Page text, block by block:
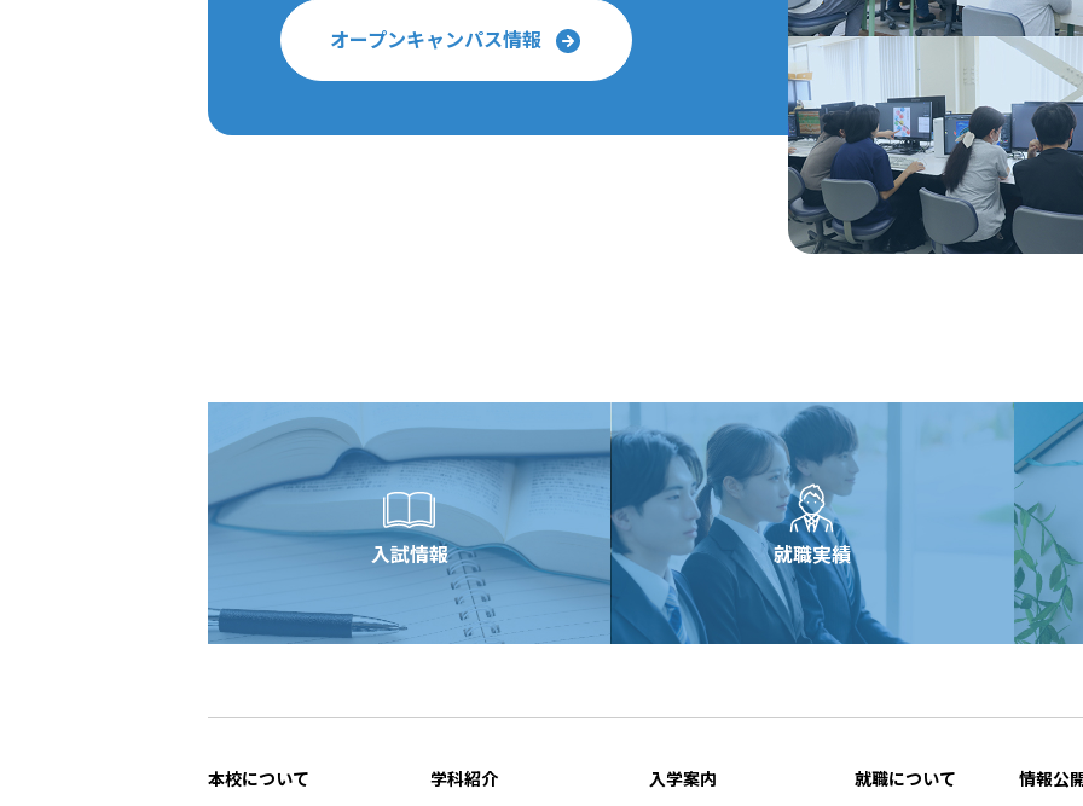
オープンキャンパス情報
入試情報 就職実績
本校について 学科紹介 入学案内 就職について 情報公